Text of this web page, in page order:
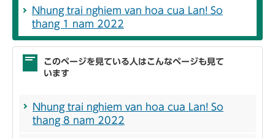
Nhung trai nghiem van hoa cua Lan! So
thang 1 nam 2022
このページを見ている人はこんなページも見て
います
Nhung trai nghiem van hoa cua Lan! So
thang 8 nam 2022